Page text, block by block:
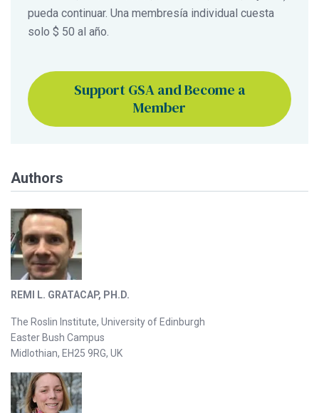
pueda continuar. Una membresía individual cuesta
solo $ 50 al año.
Support GSA and Become a
Member
Authors
REMI L. GRATACAP, PH.D.
The Roslin Institute, University of Edinburgh
Easter Bush Campus
Midlothian, EH25 9RG, UK